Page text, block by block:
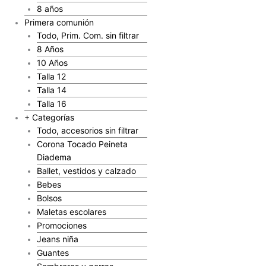
8 años
Primera comunión
Todo, Prim. Com. sin filtrar
8 Años
10 Años
Talla 12
Talla 14
Talla 16
+ Categorías
Todo, accesorios sin filtrar
Corona Tocado Peineta
Diadema
Ballet, vestidos y calzado
Bebes
Bolsos
Maletas escolares
Promociones
Jeans niña
Guantes